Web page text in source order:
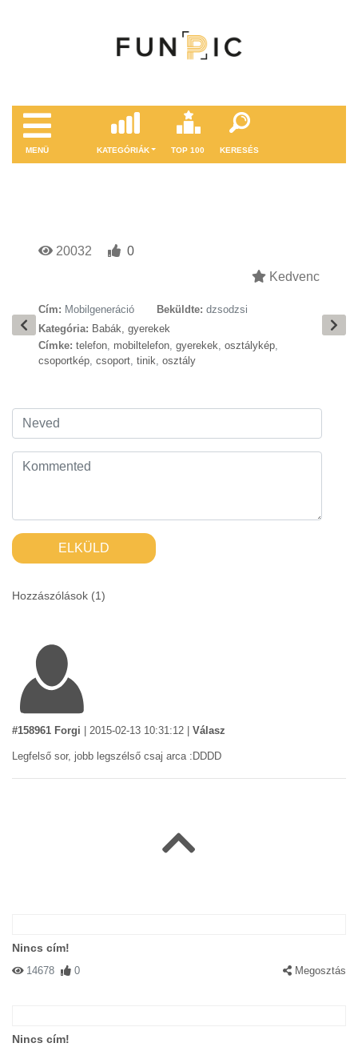
MENÜ KATEGÓRIÁK TOP 100 KERESÉS
20032
0
Kedvenc
Cím: Mobilgeneráció Beküldte: dzsodzsi
Kategória: Babák, gyerekek
Címke: telefon, mobiltelefon, gyerekek, osztálykép,
csoportkép, csoport, tinik, osztály
ELKÜLD
Hozzászólások (1)
#158961 Forgi 2015-02-13 10:31:12 Válasz
Legfelső sor, jobb legszélső csaj arca :DDDD
Nincs cím!
14678 0 Megosztás
Nincs cím!